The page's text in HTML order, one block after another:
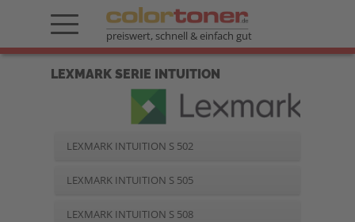
preiswert, schnell & einfach gut
LEXMARK SERIE INTUITION
LEXMARK INTUITION S 502
LEXMARK INTUITION S 505
LEXMARK INTUITION S 508